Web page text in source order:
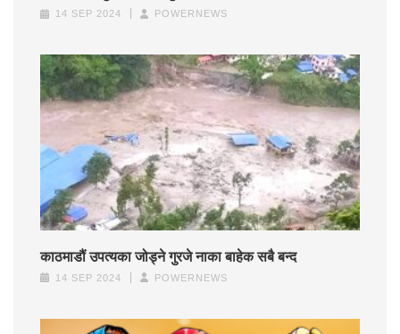
14 SEP 2024 POWERNEWS
काठमाडौं उपत्यका जोड्ने गुरजे नाका बाहेक सबै बन्द
14 SEP 2024 POWERNEWS